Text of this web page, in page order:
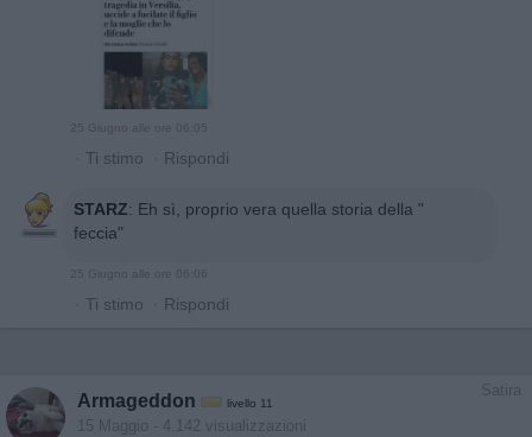
25 Giugno alle ore 06:05
· Ti stimo · Rispondi
STARZ: Eh sì, proprio vera quella storia della "
feccia"
25 Giugno alle ore 06:06
· Ti stimo · Rispondi
Satira
Armageddon livello 11
15 Maggio - 4.142 visualizzazioni